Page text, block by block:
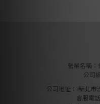
營業名稱：
公司
公司地址： 新北市
客服電